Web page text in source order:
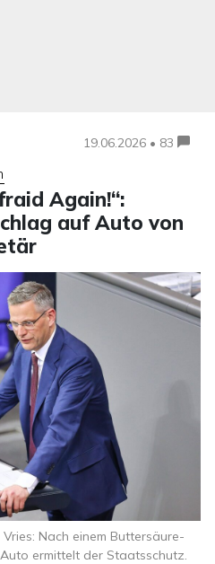
19.06.2026 • 83
Again!“:
auf Auto von
Nach einem Buttersäure-
ermittelt der Staatsschutz.